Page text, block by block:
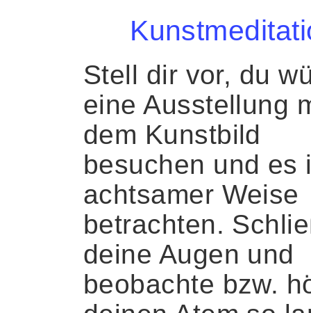
Stell dir vor, du
eine Ausstellung
dem Kunstbild
besuchen und es
achtsamer Weise
betrachten.
deine Augen und
beobachte bzw.